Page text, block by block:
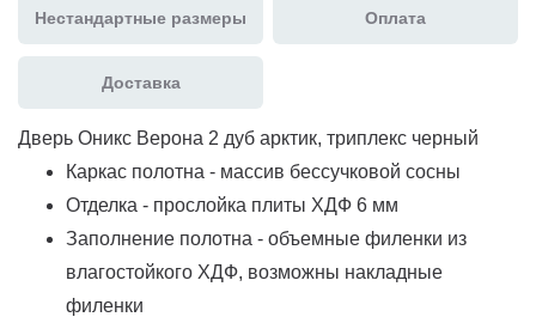
Нестандартные размеры Оплата
Доставка
Дверь Оникс Верона 2 дуб арктик, триплекс черный
Каркас полотна - массив бессучковой сосны
Отделка - прослойка плиты ХДФ 6 мм
Заполнение полотна - объемные филенки из
влагостойкого ХДФ, возможны накладные
филенки